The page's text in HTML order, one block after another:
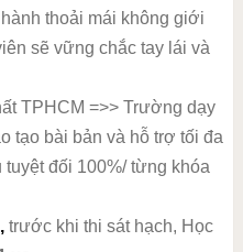
thoải mái không giới
sẽ vững chắc tay lái và
TPHCM =>> Trường dạy
tạo bài bản và hỗ trợ tối đa
đối 100%/ từng khóa
trước khi thi sát hạch, Học